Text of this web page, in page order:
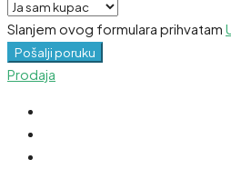
Slanjem ovog formulara prihvatam
Pošalji poruku
Prodaja